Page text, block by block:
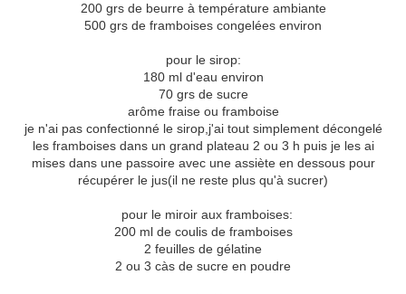
200 grs de beurre à température ambiante
500 grs de framboises congelées environ
pour le sirop:
180 ml d'eau environ
70 grs de sucre
arôme fraise ou framboise
je n'ai pas confectionné le sirop,j'ai tout simplement décongelé
les framboises dans un grand plateau 2 ou 3 h puis je les ai
mises dans une passoire avec une assiète en dessous pour
récupérer le jus(il ne reste plus qu'à sucrer)
pour le miroir aux framboises:
200 ml de coulis de framboises
2 feuilles de gélatine
2 ou 3 càs de sucre en poudre